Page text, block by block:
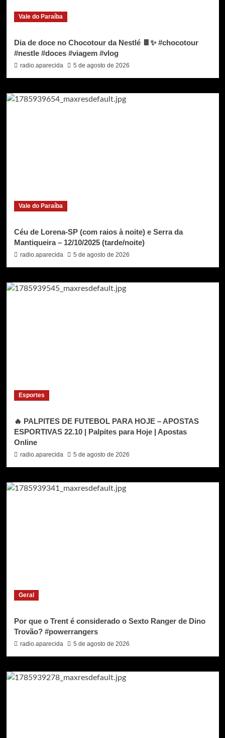
Vale do Paraíba
Dia de doce no Chocotour da Nestlé 🍫✨ #chocotour
#nestle #doces #viagem #vlog
radio.aparecida 5 de agosto de 2026
Vale do Paraíba
Céu de Lorena-SP (com raios à noite) e Serra da
Mantiqueira – 12/10/2025 (tarde/noite)
radio.aparecida 5 de agosto de 2026
Esportes
🔥 PALPITES DE FUTEBOL PARA HOJE – APOSTAS
ESPORTIVAS 22.10 | Palpites para Hoje | Apostas
Online
radio.aparecida 5 de agosto de 2026
Geral
Por que o Trent é considerado o Sexto Ranger de Dino
Trovão? #powerrangers
radio.aparecida 5 de agosto de 2026